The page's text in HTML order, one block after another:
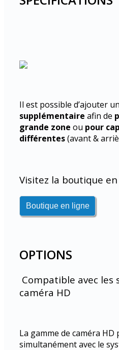
Il est possible d’ajouter un
supplémentaire afin de
grande zone ou pour
différentes(avant &
Visitez la boutique
OPTIONS
Compatible avec les
caméra HD
La gamme de caméra
simultanément avec le